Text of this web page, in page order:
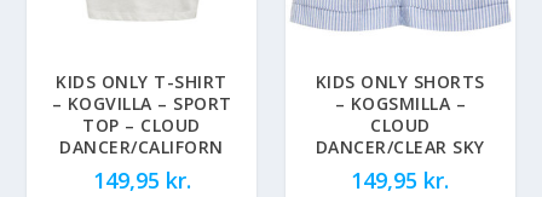
KIDS ONLY T-SHIRT
– KOGVILLA – SPORT
TOP – CLOUD
DANCER/CALIFORN
149,95 kr.
KIDS ONLY SHORTS
– KOGSMILLA –
CLOUD
DANCER/CLEAR SKY
149,95 kr.